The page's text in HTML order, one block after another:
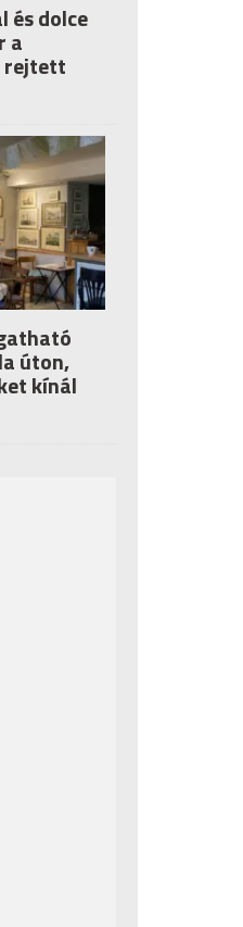
dolce
a
rejtett
úton,
kínál